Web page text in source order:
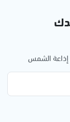
إذاعة الشمس